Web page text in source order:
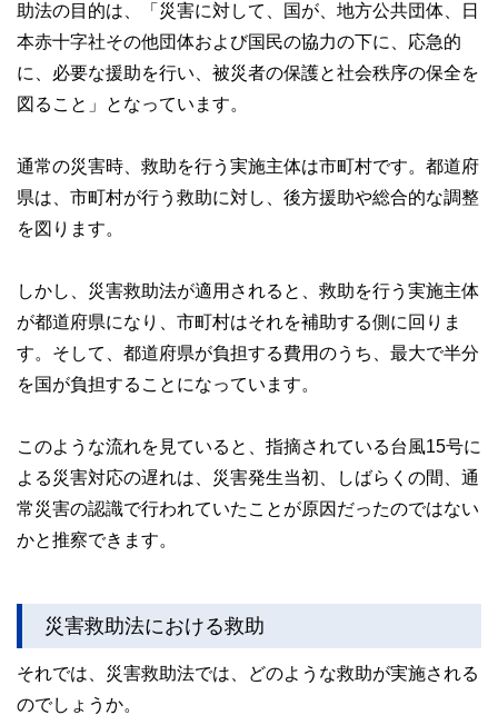
助法の目的は、「災害に対して、国が、地方公共団体、日
本赤十字社その他団体および国民の協力の下に、応急的
に、必要な援助を行い、被災者の保護と社会秩序の保全を
図ること」となっています。
通常の災害時、救助を行う実施主体は市町村です。都道府
県は、市町村が行う救助に対し、後方援助や総合的な調整
を図ります。
しかし、災害救助法が適用されると、救助を行う実施主体
が都道府県になり、市町村はそれを補助する側に回りま
す。そして、都道府県が負担する費用のうち、最大で半分
を国が負担することになっています。
このような流れを見ていると、指摘されている台風15号に
よる災害対応の遅れは、災害発生当初、しばらくの間、通
常災害の認識で行われていたことが原因だったのではない
かと推察できます。
災害救助法における救助
それでは、災害救助法では、どのような救助が実施される
のでしょうか。